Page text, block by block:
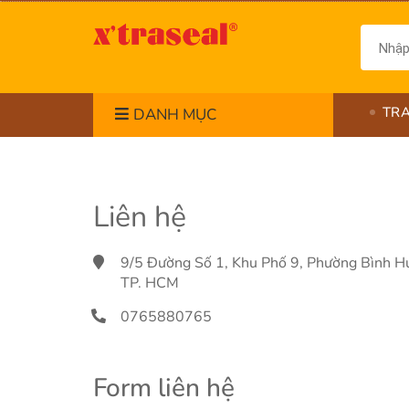
DANH MỤC
Liên hệ
9/5 Đường Số 1, Khu Phố 9, Phường Bình
TP. HCM
0765880765
Form liên hệ